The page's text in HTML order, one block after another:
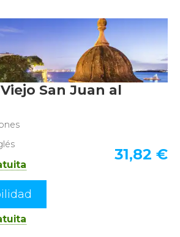
San Juan al
31,82 €